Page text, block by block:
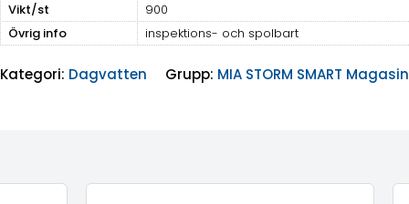
Vikt/st
900
Övrig info
inspektions- och spolbart
Kategori: Dagvatten Grupp: MIA STORM SMART Magasin